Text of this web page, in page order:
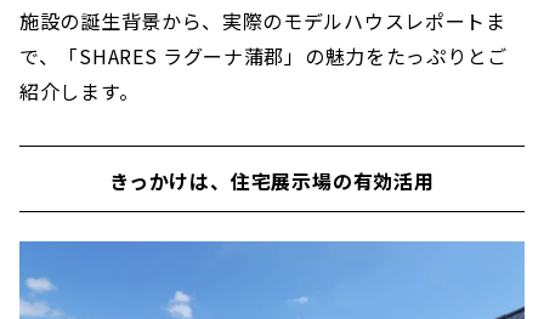
施設の誕生背景から、実際のモデルハウスレポートま
で、「SHARES ラグーナ蒲郡」の魅力をたっぷりとご
紹介します。
きっかけは、住宅展示場の有効活用